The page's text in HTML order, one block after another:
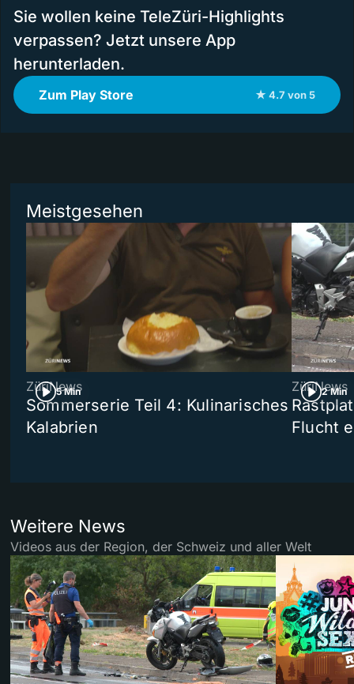
Sie wollen keine TeleZüri-Highlights
verpassen? Jetzt unsere App
herunterladen.
Zum Play Store ★ 4.7 von 5
Meistgesehen
5 Min
ZüriNews
Sommerserie Teil 4: Kulinarisches
Kalabrien
2 Min
ZüriNews
Flucht
Weitere News
Videos aus der Region, der Schweiz und aller Welt